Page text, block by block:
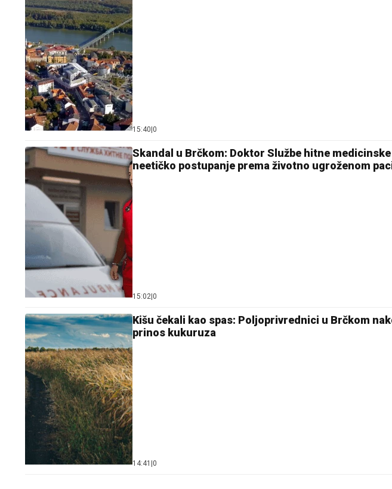
15:40 0
Skandal u Brčkom: Doktor Službe hitne
neetičko postupanje prema životno ugroženom
15:02 0
Kišu čekali kao spas: Poljoprivrednici u Brčkom
prinos kukuruza
14:41 0